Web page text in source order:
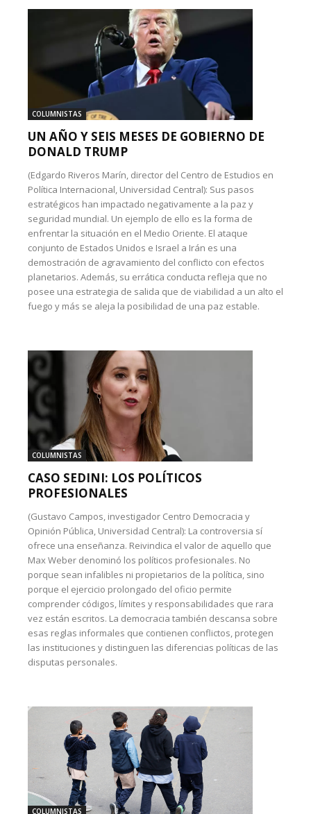
COLUMNISTAS
UN AÑO Y SEIS MESES DE GOBIERNO DE
DONALD TRUMP
(Edgardo Riveros Marín, director del Centro de Estudios en
Política Internacional, Universidad Central): Sus pasos
estratégicos han impactado negativamente a la paz y
seguridad mundial. Un ejemplo de ello es la forma de
enfrentar la situación en el Medio Oriente. El ataque
conjunto de Estados Unidos e Israel a Irán es una
demostración de agravamiento del conflicto con efectos
planetarios. Además, su errática conducta refleja que no
posee una estrategia de salida que de viabilidad a un alto el
fuego y más se aleja la posibilidad de una paz estable.
COLUMNISTAS
CASO SEDINI: LOS POLÍTICOS
PROFESIONALES
(Gustavo Campos, investigador Centro Democracia y
Opinión Pública, Universidad Central): La controversia sí
ofrece una enseñanza. Reivindica el valor de aquello que
Max Weber denominó los políticos profesionales. No
porque sean infalibles ni propietarios de la política, sino
porque el ejercicio prolongado del oficio permite
comprender códigos, límites y responsabilidades que rara
vez están escritos. La democracia también descansa sobre
esas reglas informales que contienen conflictos, protegen
las instituciones y distinguen las diferencias políticas de las
disputas personales.
COLUMNISTAS